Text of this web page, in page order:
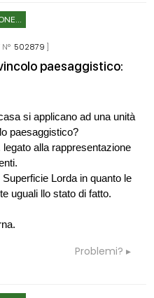
N° 502879 ]
paesaggistico:
si applicano ad una unità
paesaggistico?
alla rappresentazione
Lorda in quanto le
uguali llo stato di fatto.
Problemi?